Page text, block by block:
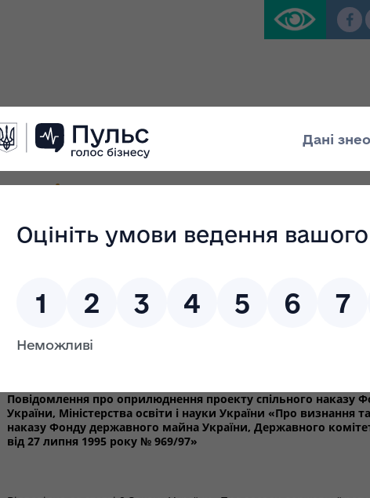
Повідомлення про
спільного наказу Фонду
України, Міністерства
чинність, наказу Фонду
України, Державного
Повідомлення про оприлюднення проекту спільного наказу
України, Міністерства освіти і науки України «Про визнання
наказу Фонду державного майна України, Державного
від 27 липня 1995 року № 969/97»